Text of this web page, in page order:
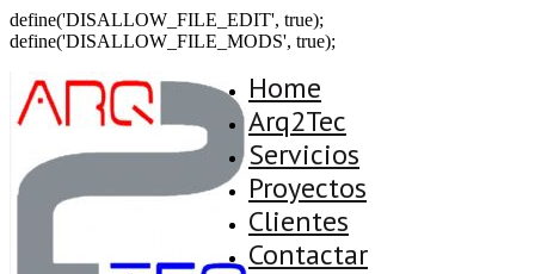
define('DISALLOW_FILE_EDIT', true);
define('DISALLOW_FILE_MODS', true);
Home
Arq2Tec
Servicios
Proyectos
Clientes
Contactar